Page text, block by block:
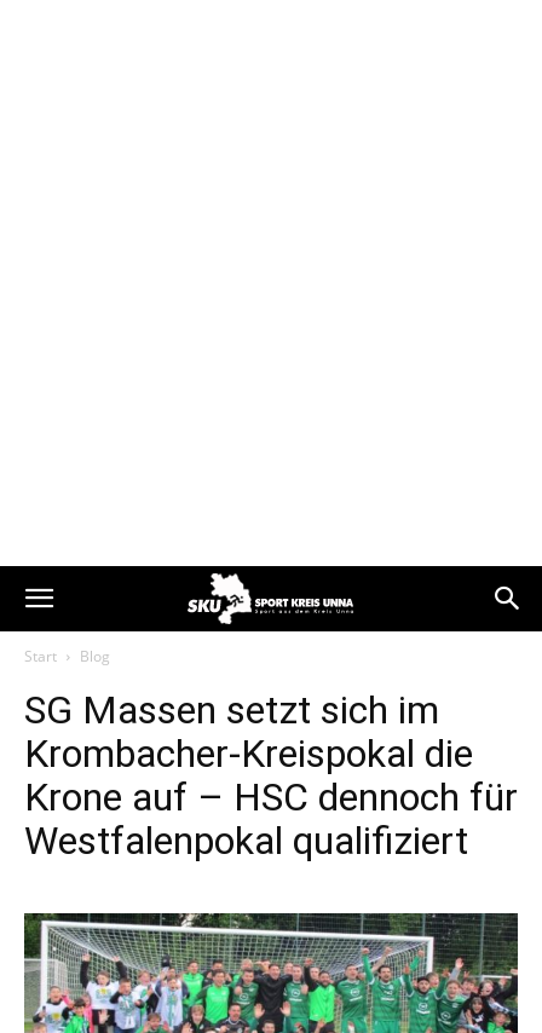
Start Blog
SG Massen setzt sich im
Krombacher-Kreispokal die
Krone auf – HSC dennoch für
Westfalenpokal qualifiziert